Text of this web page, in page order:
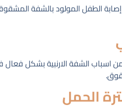
الطفل المولود بالشفة
من اسباب الشفة الارنبية بشكل
الحمل